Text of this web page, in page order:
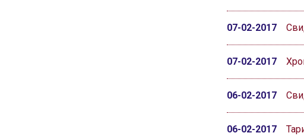
07-02-2017
07-02-2017
06-02-2017
06-02-2017